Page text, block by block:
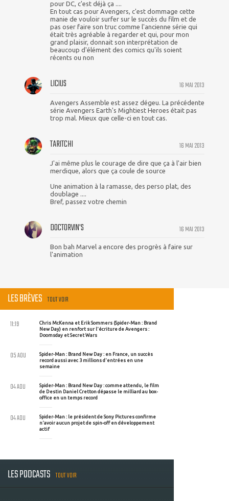
pour DC, c'est déjà ça ....
En tout cas pour Avengers, c'est dommage cette
manie de vouloir surfer sur le succès du film et de
pas oser faire son truc comme l'ancienne série qui
était très agréable à regarder et qui, pour mon
grand plaisir, donnait son interprétation de
beaucoup d'élément des comics qu'ils soient
récents ou non
16 MAI 2013
LICIUS
Avengers Assemble est assez dégeu. La précédente
série Avengers Earth's Mightiest Heroes était pas
trop mal. Mieux que celle-ci en tout cas.
16 MAI 2013
TARITCHI
J'ai même plus le courage de dire que ça à l'air bien
merdique, alors que ça coule de source
Une animation à la ramasse, des perso plat, des
doublage ....
Bref, passez votre chemin
16 MAI 2013
DOCTORVIN'S
Bon bah Marvel a encore des progrès à faire sur
l'animation
LES BRÈVES TOUT VOIR
Chris McKenna et Erik Sommers (Spider-Man : Brand
New Day) en renfort sur l'écriture de Avengers :
Doomsday et Secret Wars
11:19
Spider-Man : Brand New Day : en France, un succès
record aussi avec 3 millions d'entrées en une
semaine
05 AOU
Spider-Man : Brand New Day : comme attendu, le film
de Destin Daniel Cretton dépasse le milliard au box-
office en un temps record
04 AOU
Spider-Man : le président de Sony Pictures confirme
n'avoir aucun projet de spin-off en développement
actif
04 AOU
LES PODCASTS TOUT VOIR